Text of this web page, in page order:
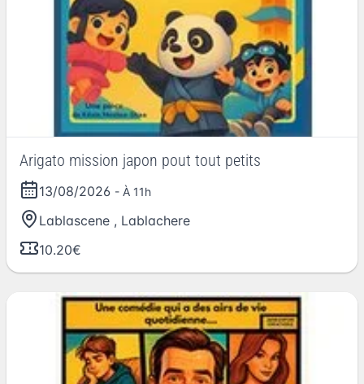
Arigato mission japon pout tout petits
13/08/2026 - À 11h
Lablascene , Lablachere
10.20€